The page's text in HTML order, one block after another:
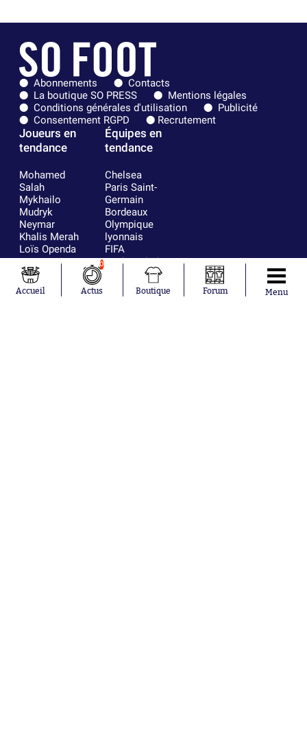
Abonnements
Contacts
La boutique SO PRESS
Mentions légales
Conditions générales d'utilisation
Publicité
Consentement RGPD
Recrutement
Joueurs en
tendance
Mohamed
Salah
Mykhailo
Mudryk
Neymar
Khalis Merah
Loïs Openda
Moussa
Niakhaté
Nicolás
Tagliafico
Équipes en
tendance
Chelsea
Paris Saint-
Germain
Bordeaux
Olympique
lyonnais
FIFA
Real Madrid
RC Strasbourg
AC Milan
France
Accueil
0
Actus Boutique Forum Menu